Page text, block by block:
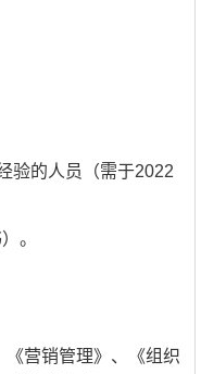
验的人员（需于2022
。
《营销管理》、《组织